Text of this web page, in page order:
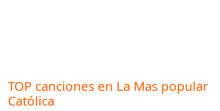
This
TOP canciones en La Mas popular
Católica